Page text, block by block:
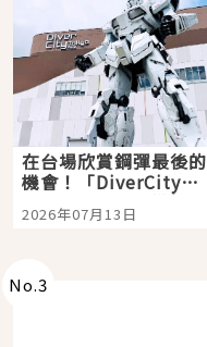
在台場欣賞鋼彈最後的
機會！「DiverCity
Tokyo Plaza」搭船、
購物、美食及夜景，一
2026年07月13日
No.3